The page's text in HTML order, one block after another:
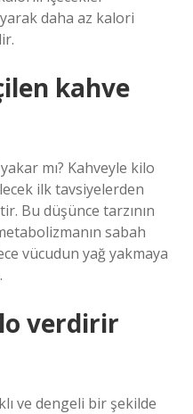
daha az kalori
kahve
mı? Kahveyle kilo
ilk tavsiyelerden
Bu düşünce tarzının
sabah
vücudun yağ yakmaya
verdirir
ve dengeli bir şekilde